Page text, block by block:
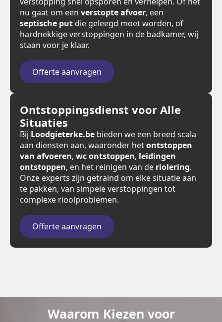
nu gaat om een verstopte afvoer, een
septische put die geleegd moet worden, of
hardnekkige verstoppingen in de badkamer, wij
staan voor je klaar.
Offerte aanvragen
Ontstoppingsdienst voor Alle
Situaties
Bij Loodgieterke.be bieden we een breed scala
aan diensten aan, waaronder hetontstoppen
van afvoeren, wc ontstoppen, leidingen
ontstoppen, en het reinigen van de riolering.
Onze experts zijn getraind om elke situatie aan
te pakken, van simpele verstoppingen tot
complexe rioolproblemen.
Offerte aanvragen
Waarom Kiezen voor